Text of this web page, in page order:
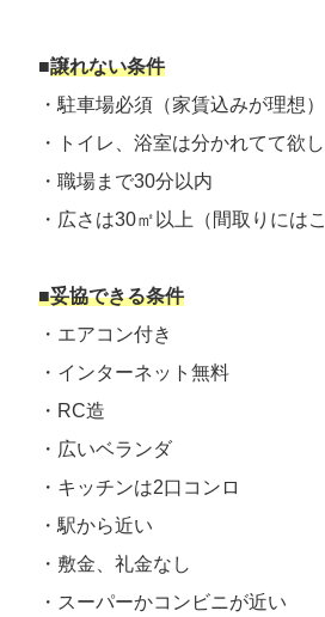
■譲れない条件
・駐車場必須（家賃込みが理想）
・トイレ、浴室は分かれてて欲
・職場まで30分以内
・広さは30㎡以上（間取りには
■妥協できる条件
・エアコン付き
・インターネット無料
・RC造
・広いベランダ
・キッチンは2口コンロ
・駅から近い
・敷金、礼金なし
・スーパーかコンビニが近い